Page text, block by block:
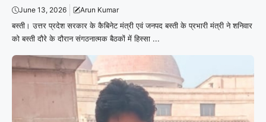
June 13, 2026 Arun Kumar
बस्ती। उत्तर प्रदेश सरकार के कैबिनेट मंत्री एवं जनपद बस्ती के प्रभारी मंत्री ने शनिवार
को बस्ती दौरे के दौरान संगठनात्मक बैठकों में हिस्सा ...